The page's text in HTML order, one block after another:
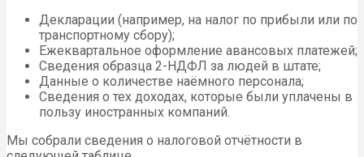
Декларации (например, на налог по прибыли или по
транспортному сбору);
Ежеквартальное оформление авансовых платежей;
Сведения образца 2-НДФЛ за людей в штате;
Данные о количестве наёмного персонала;
Сведения о тех доходах, которые были уплачены в
пользу иностранных компаний.
Мы собрали сведения о налоговой отчётности в